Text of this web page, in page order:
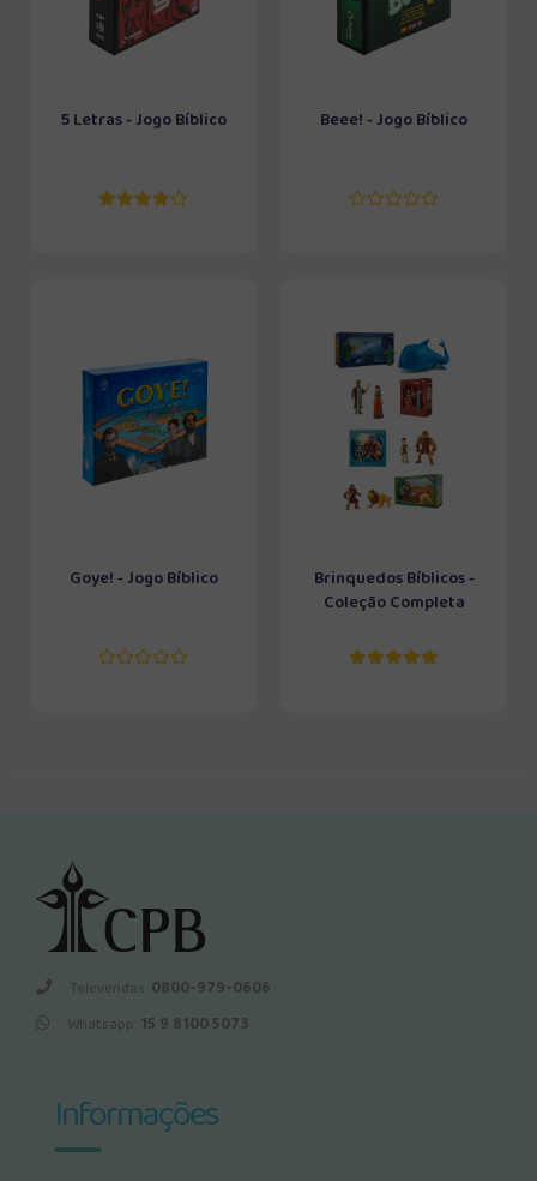
5 Letras - Jogo Bíblico Beee! - Jogo Bíblico
Goye! - Jogo Bíblico
Brinquedos Bíblicos -
Coleção Completa
Televendas: 0800-979-0606
Whatsapp: 15 9 8100 5073
Informações